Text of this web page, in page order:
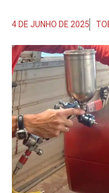
4 DE JUNHO DE 2025